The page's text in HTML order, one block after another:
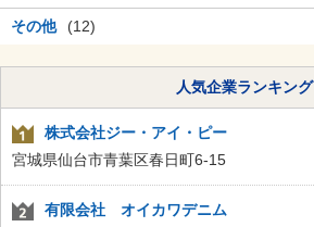
その他 (12)
人気企業ランキング
株式会社ジー・アイ・ピー
宮城県仙台市青葉区春日町6-15
有限会社 オイカワデニム